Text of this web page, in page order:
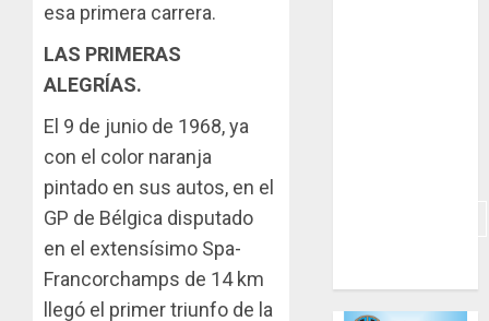
esa primera carrera.
LAS PRIMERAS
ALEGRÍAS.
El 9 de junio de 1968, ya
con el color naranja
pintado en sus autos, en el
GP de Bélgica disputado
en el extensísimo Spa-
Francorchamps de 14 km
llegó el primer triunfo de la